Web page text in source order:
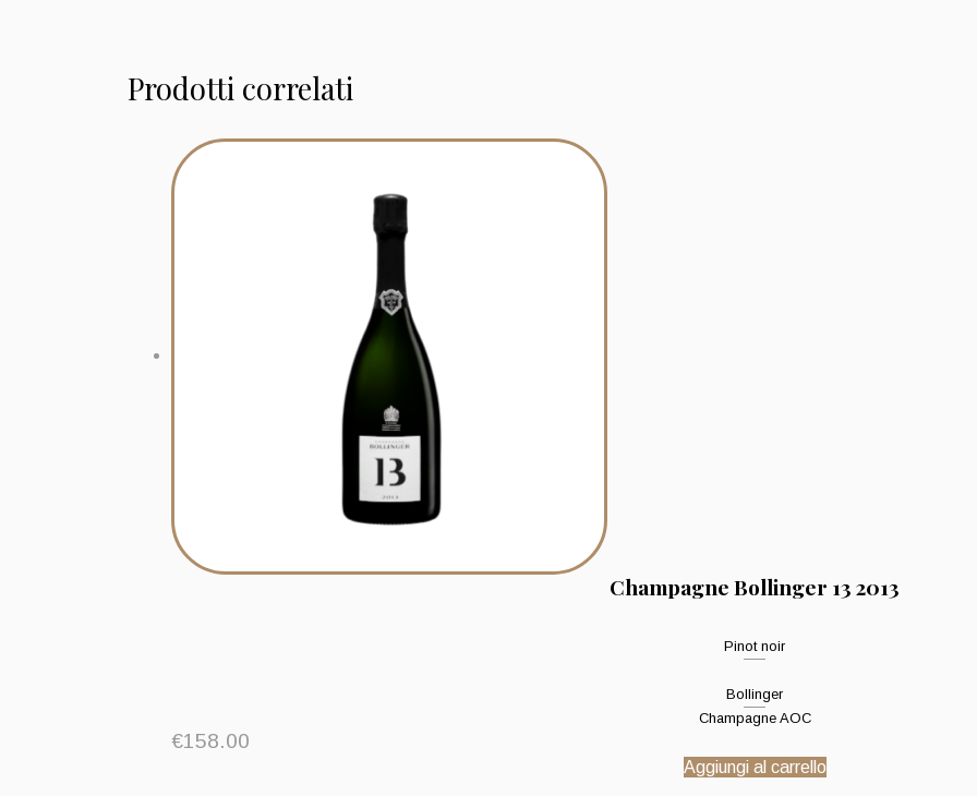
Prodotti correlati
Champagne Bollinger 13 2013
Pinot noir
Bollinger
Champagne AOC
€158.00
Aggiungi al carrello